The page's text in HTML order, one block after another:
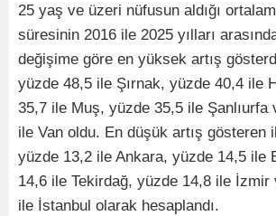
25 yaş ve üzeri nüfusun aldığı
süresinin 2016 ile 2025 yılları
değişime göre en yüksek artış
yüzde 48,5 ile Şırnak, yüzde 40,4 ile
35,7 ile Muş, yüzde 35,5 ile
ile Van oldu. En düşük artış gösteren
yüzde 13,2 ile Ankara, yüzde 14,5 ile
14,6 ile Tekirdağ, yüzde 14,8 ile İzmir
ile İstanbul olarak hesaplandı.